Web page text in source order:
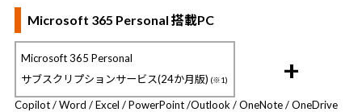
Microsoft 365 Personal 搭載PC
Microsoft 365 Personal
サブスクリプションサービス(24か月版) (※1) +
Copilot / Word / Excel / PowerPoint /Outlook / OneNote / OneDrive